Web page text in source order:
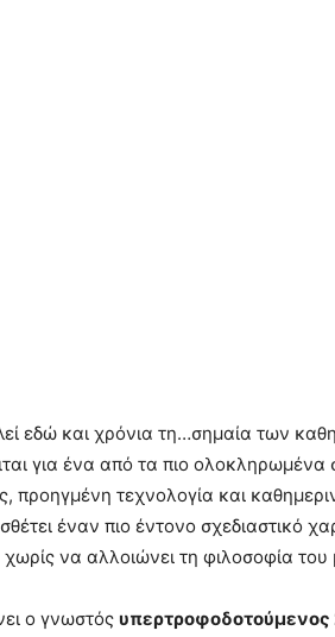
εδώ και χρόνια τη…σημαία των
για ένα από τα πιο
προηγμένη τεχνολογία και
έναν πιο έντονο σχεδιαστικό
να αλλοιώνει τη φιλοσοφία του
ο γνωστός υπερτροφοδοτούμενος